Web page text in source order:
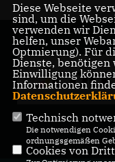
Diese Webseite
sind, um die
verwenden wir
helfen, unser
Optmierung). Für
Dienste,
Einwilligung
Informationen
Technisch
Die notwendigen
ordnungsgemäßen
Cookies von